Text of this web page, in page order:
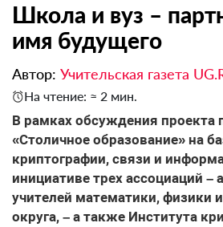
Школа и вуз –
имя будущего
Автор: Учительская газета
На чтение: ≈ 2 мин.
​В рамках обсуждения проекта
«Столичное образование» на
криптографии, связи и
инициативе трех ассоциаций –
учителей математики, физики
округа, – а также Института